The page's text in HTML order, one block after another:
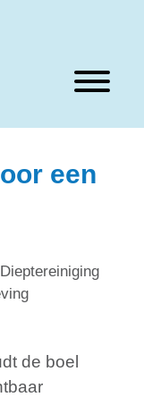
een
Dieptereiniging
de boel